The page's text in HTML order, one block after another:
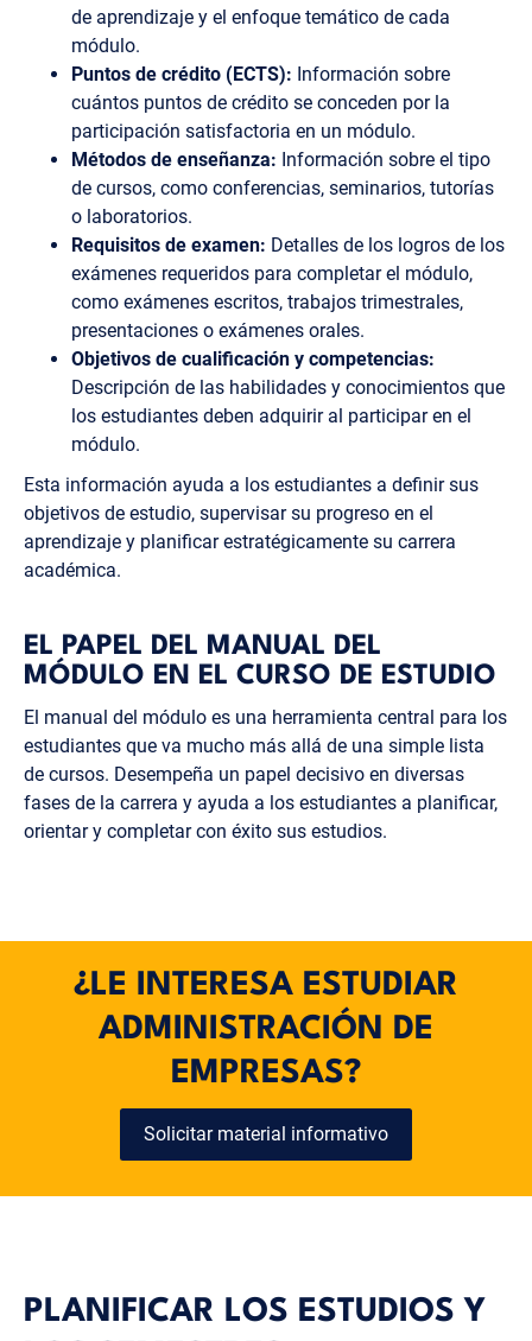
de aprendizaje y el enfoque temático de cada
módulo.
Puntos de crédito (ECTS): Información sobre
cuántos puntos de crédito se conceden por la
participación satisfactoria en un módulo.
Métodos de enseñanza: Información sobre el tipo
de cursos, como conferencias, seminarios, tutorías
o laboratorios.
Requisitos de examen: Detalles de los logros de los
exámenes requeridos para completar el módulo,
como exámenes escritos, trabajos trimestrales,
presentaciones o exámenes orales.
Objetivos de cualificación y competencias:
Descripción de las habilidades y conocimientos que
los estudiantes deben adquirir al participar en el
módulo.
Esta información ayuda a los estudiantes a definir sus
objetivos de estudio, supervisar su progreso en el
aprendizaje y planificar estratégicamente su carrera
académica.
EL PAPEL DEL MANUAL DEL
MÓDULO EN EL CURSO DE ESTUDIO
El manual del módulo es una herramienta central para los
estudiantes que va mucho más allá de una simple lista
de cursos. Desempeña un papel decisivo en diversas
fases de la carrera y ayuda a los estudiantes a planificar,
orientar y completar con éxito sus estudios.
¿LE INTERESA ESTUDIAR
ADMINISTRACIÓN DE
EMPRESAS?
Solicitar material informativo
PLANIFICAR LOS ESTUDIOS Y